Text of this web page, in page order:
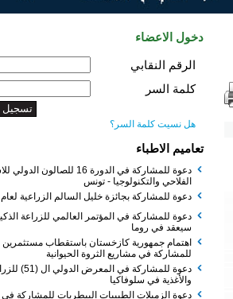
دخول الاعضاء
الرقم النقابي
كلمة السر
هل نسيت كلمة السر؟
تعاميم الاطباء
دعوة للمشاركة في الدورة 16 للصالون الدولي للاستثمار
الفلاحي والتكنولوجيا - تونس
دعوة للمشاركة بجائزة خليل السالم الزراعية لعام 2026
دعوة للمشاركة في المؤتمر العالمي للزراعة الذكية الذي
سيعقد في روما
اهتمام جمهورية كازخستان باستقطاب مستثمرين
للمشاركة في مشاريع الثروة الحيوانية
دعوة للمشاركة في المعرض الدولي ال (51) للزراعة
والأغذية في سلوفاكيا
دعوة الزميلات الطبيبات البيطريات للمشاركة في الفطور